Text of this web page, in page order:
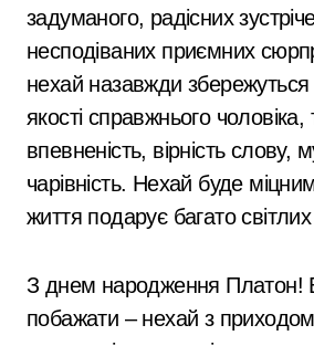
задуманого, радісних
несподіваних приємних
нехай назавжди збережуться
якості справжнього чоловіка,
впевненість, вірність слову,
чарівність. Нехай буде
життя подарує багато світлих
З днем народження Платон! Вітаю і хочу
побажати – нехай з приходом